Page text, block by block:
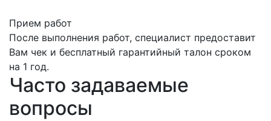
Прием работ
После выполнения работ, специалист предоставит
Вам чек и бесплатный гарантийный талон сроком
на 1 год.
Часто задаваемые
вопросы